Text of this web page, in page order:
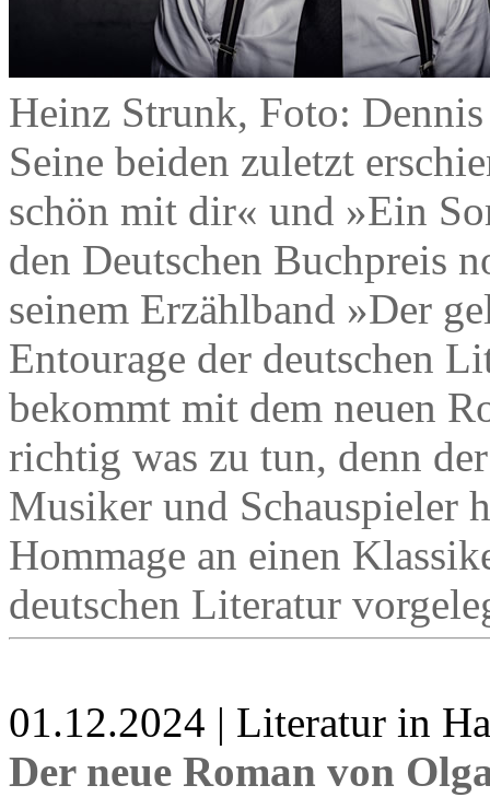
Heinz Strunk, Foto:
Seine beiden zuletzt
schön mit dir« und »Ein
den Deutschen Buchpreis
seinem Erzählband »Der
Entourage der deutschen
bekommt mit dem neuen
richtig was zu tun, denn
Musiker und Schauspieler
Hommage an einen
deutschen Literatur
01.12.2024 | Literatur in
Der neue Roman von